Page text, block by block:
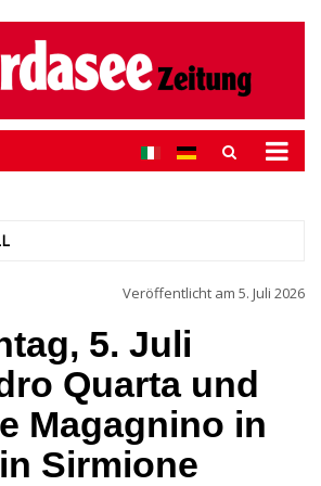
Veröffentlicht am 5. Juli 2026
5. Juli
Quarta und
Magagnino in
Sirmione